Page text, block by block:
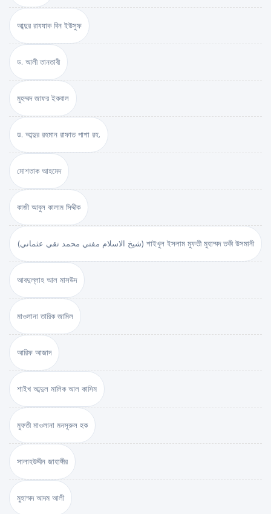
আব্দুর রাযযাক বিন ইউসুফ
ড. আলী তানতাবী
মুহম্মদ জাফর ইকবাল
ড. আব্দুর রহমান রাফাত পাশা রহ.
মোশতাক আহমেদ
কাজী আবুল কালাম সিদ্দীক
(شيخ الاسلام مفتي محمد تقي عثماني) শাইখুল ইসলাম মুফতী মুহাম্মদ তকী উসমানী
আবদুল্লাহ আল মাসউদ
মাওলানা তারিক জামিল
আরিফ আজাদ
শাইখ আব্দুল মালিক আল কাসিম
মুফতী মাওলানা মনসূরুল হক
সালাহউদ্দীন জাহাঙ্গীর
মুহাম্মদ আদম আলী